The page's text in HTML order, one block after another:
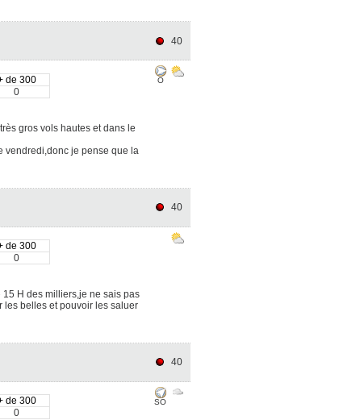
40
de 300
0
gros vols hautes et dans le
vendredi,donc je pense que la
O
40
de 300
0
H des milliers,je ne sais pas
les belles et pouvoir les saluer
40
de 300
0
SO